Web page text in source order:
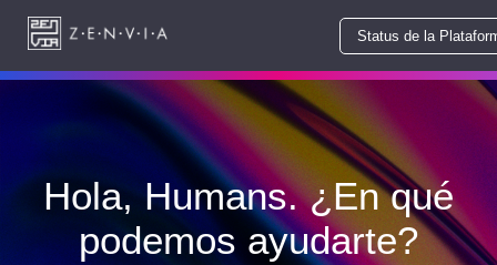
Status de la
Hola, Humans. ¿En qué
podemos ayudarte?